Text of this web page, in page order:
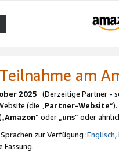
am
2025 (Derzeitige Partner -
(die „Partner-Website
Amazon“ oder „uns“ oder
zur Verfügung :Englisch,
Fassung.